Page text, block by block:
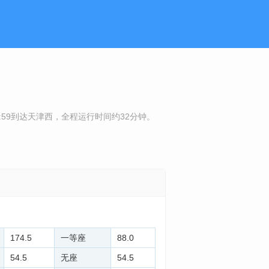
到达天津西，全程运行时间约32分钟。
174.5 一等座 88.0
54.5 无座 54.5